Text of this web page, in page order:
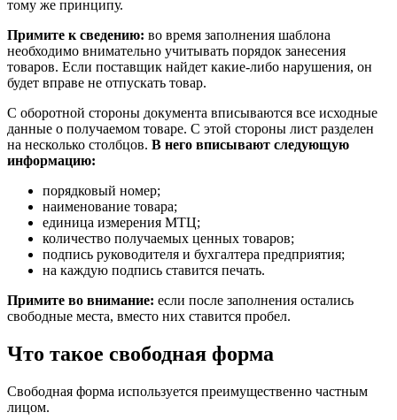
тому же принципу.
Примите к сведению: во время заполнения шаблона
необходимо внимательно учитывать порядок занесения
товаров. Если поставщик найдет какие-либо нарушения, он
будет вправе не отпускать товар.
С оборотной стороны документа вписываются все исходные
данные о получаемом товаре. С этой стороны лист разделен
на несколько столбцов. В него вписывают следующую
информацию:
порядковый номер;
наименование товара;
единица измерения МТЦ;
количество получаемых ценных товаров;
подпись руководителя и бухгалтера предприятия;
на каждую подпись ставится печать.
Примите во внимание: если после заполнения остались
свободные места, вместо них ставится пробел.
Что такое свободная форма
Свободная форма используется преимущественно частным
лицом.